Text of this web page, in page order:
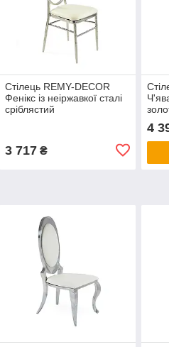
Стілець REMY-DECOR
Фенікс із неіржавкої сталі
сріблястий
3 717₴
4